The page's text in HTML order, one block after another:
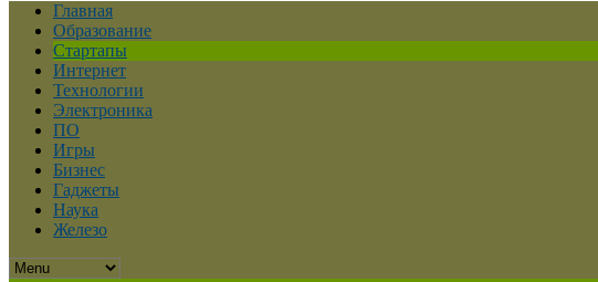
Главная
Образование
Стартапы
Интернет
Технологии
Электроника
ПО
Игры
Бизнес
Гаджеты
Наука
Железо